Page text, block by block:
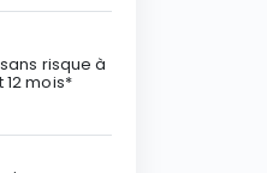
risque à
12 mois*